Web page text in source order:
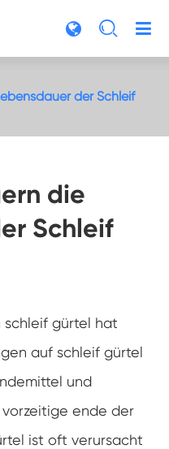

der Schleif
die
Schleif
schleif gürtel hat
auf schleif gürtel
und
ende der
ist oft verursacht